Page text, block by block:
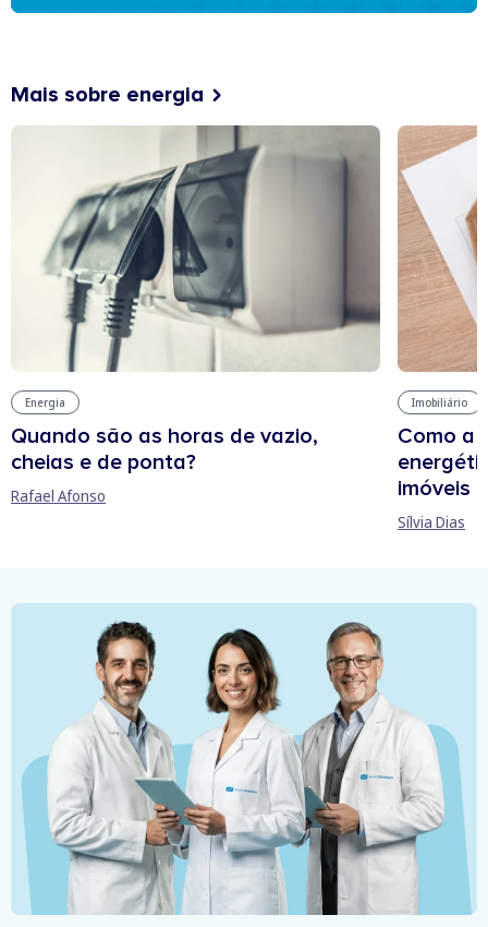
Mais sobre energia
Energia
Quando são as horas de vazio,
cheias e de ponta?
Rafael Afonso
Imobiliário
Como a
imóveis
Sílvia Dias